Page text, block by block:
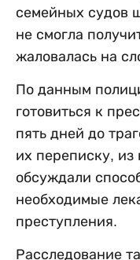
семейных судов
не смогла
жаловалась на
По данным
готовиться к
пять дней до
их переписку, из
обсуждали
необходимые
преступления.
Расследование